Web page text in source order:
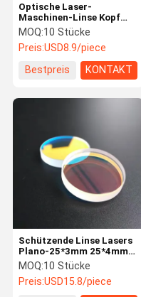
Optische Linse Lasers
Fokussierungslinse
Optische Laser-
Maschinen-Linse Kopf
Plano-34*5mm doppelte
mit Seiten versehene
überzogene
MOQ:10 Stücke
Preis:USD8.9/piece
Bestpreis
KONTAKT
Schützende Linse Lasers
Plano-25*3mm 25*4mm
650nm 1064nm Stunde
MOQ:10 Stücke
Preis:USD15.8/piece